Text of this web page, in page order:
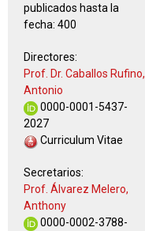
publicados hasta la
fecha: 400
Directores:
Prof. Dr. Caballos Rufino,
Antonio
0000-0001-5437-
2027
Curriculum Vitae
Secretarios:
Prof. Álvarez Melero,
Anthony
0000-0002-3788-